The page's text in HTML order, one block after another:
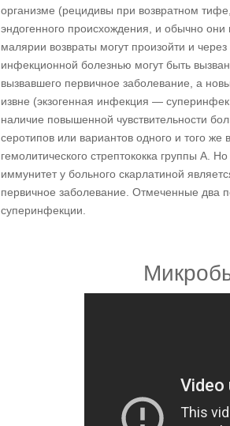
организме (рецидивы при возвратном
эндогенного происхождения, и обычно
малярии возвраты могут произойти и
инфекционной болезнью могут быть
вызвавшего первичное заболевание, а
извне (экзогенная инфекция —
наличие повышенной чувствительности
серотипов или вариантов одного и того
гемолитического стрептококка группы А.
иммунитет у больного скарлатиной
первичное заболевание. Отмеченные два
суперинфекции.